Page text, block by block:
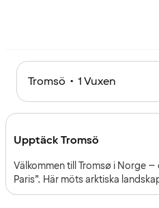
Tromsö • 1 Vuxen
Upptäck Tromsö
Välkommen till Tromsø i Norge
Paris”. Här möts arktiska
midnattssol och norrsken med